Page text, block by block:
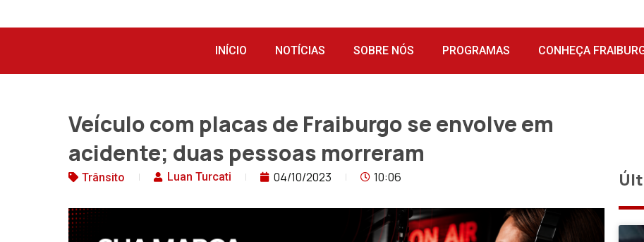
INÍCIO NOTÍCIAS SOBRE NÓS PROGRAMAS CONHEÇA
Veículo com placas de Fraiburgo se envolve em
acidente; duas pessoas morreram
Trânsito Luan Turcati 04/10/2023 10:06